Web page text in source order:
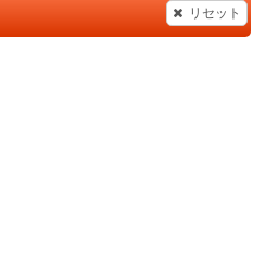
リセット